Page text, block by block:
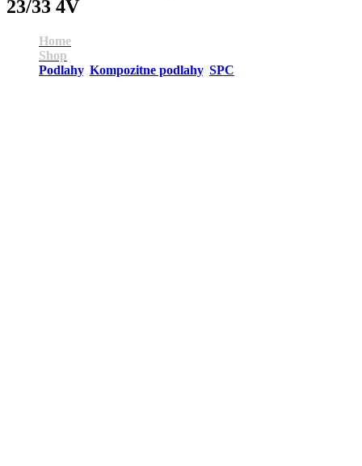
23/33 4V
Home
Shop
Podlahy, Kompozitne podlahy, SPC